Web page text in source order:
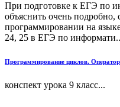
При подготовке к ЕГЭ по
объяснить очень
программировании на
24, 25 в ЕГЭ по
Программирование циклов.
конспект урока 9 класс...